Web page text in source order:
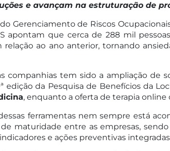
e avançam na estruturação de
Gerenciamento de Riscos
apontam que cerca de 288 mil
ao ano anterior, tornando
companhias tem sido a ampliação
edição da Pesquisa de Benefícios da
, enquanto a oferta de terapia online
ferramentas nem sempre está
maturidade entre as empresas,
e ações preventivas